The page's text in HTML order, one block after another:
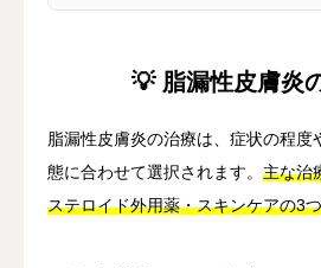
💡 脂漏性皮膚炎
脂漏性皮膚炎の治療は、症状の程度
態に合わせて選択されます。 主な治
ステロイド外用薬・スキンケアの3